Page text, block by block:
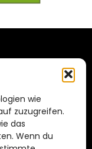
wie
zuzugreifen.
das
Wenn du